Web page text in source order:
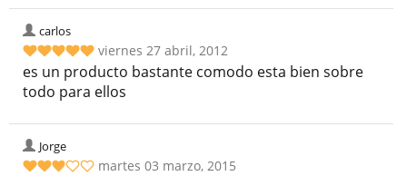
carlos
viernes 27 abril, 2012
es un producto bastante comodo esta bien sobre
todo para ellos
Jorge
martes 03 marzo, 2015